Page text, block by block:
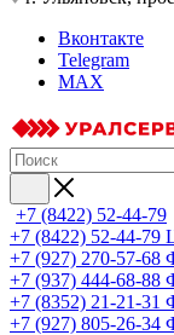
Вконтакте
Telegram
MAX
+7 (8422) 52-44-79
+7 (8422) 52-44-79
+7 (927) 270-57-68
+7 (937) 444-68-88
+7 (8352) 21-21-31
+7 (927) 805-26-34